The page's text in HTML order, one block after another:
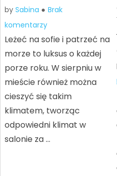
by Sabina
Brak
komentarzy
Leżeć na sofie i patrzeć na
morze to luksus o każdej
porze roku. W sierpniu w
mieście również można
cieszyć się takim
klimatem, tworząc
odpowiedni klimat w
salonie za …